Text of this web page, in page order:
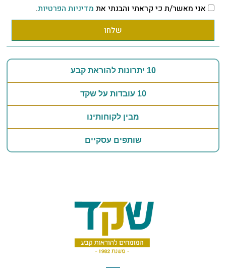
אני מאשר/ת כי קראתי והבנתי את מדיניות הפרטיות.
שלחו
10 יתרונות להוראת קבע
10 עובדות על שקד
מבין לקוחותינו
שותפים עסקיים